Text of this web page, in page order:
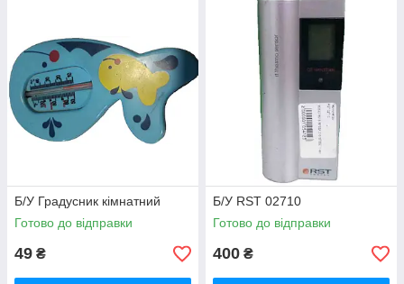
Б/У Градусник кімнатний
Готово до відправки
49 ₴
Б/У RST 02710
Готово до відправки
400 ₴